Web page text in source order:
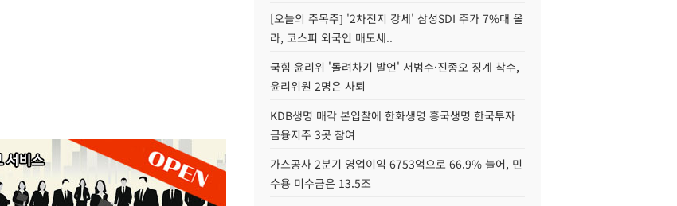
[오늘의 주목주] '2차전지 강세' 삼성SDI 주가 7%대 올
라, 코스피 외국인 매도세..
국힘 윤리위 '돌려차기 발언' 서범수·진종오 징계 착수,
윤리위원 2명은 사퇴
KDB생명 매각 본입찰에 한화생명 흥국생명 한국투자
금융지주 3곳 참여
가스공사 2분기 영업이익 6753억으로 66.9% 늘어, 민
수용 미수금은 13.5조